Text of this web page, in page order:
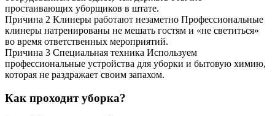
простаивающих уборщиков в штате.
Причина 2 Клинеры работают незаметно Профессиональные
клинеры натренированы не мешать гостям и «не светиться»
во время ответственных мероприятий.
Причина 3 Специальная техника Используем
профессиональные устройства для уборки и бытовую химию,
которая не раздражает своим запахом.
Как проходит уборка?